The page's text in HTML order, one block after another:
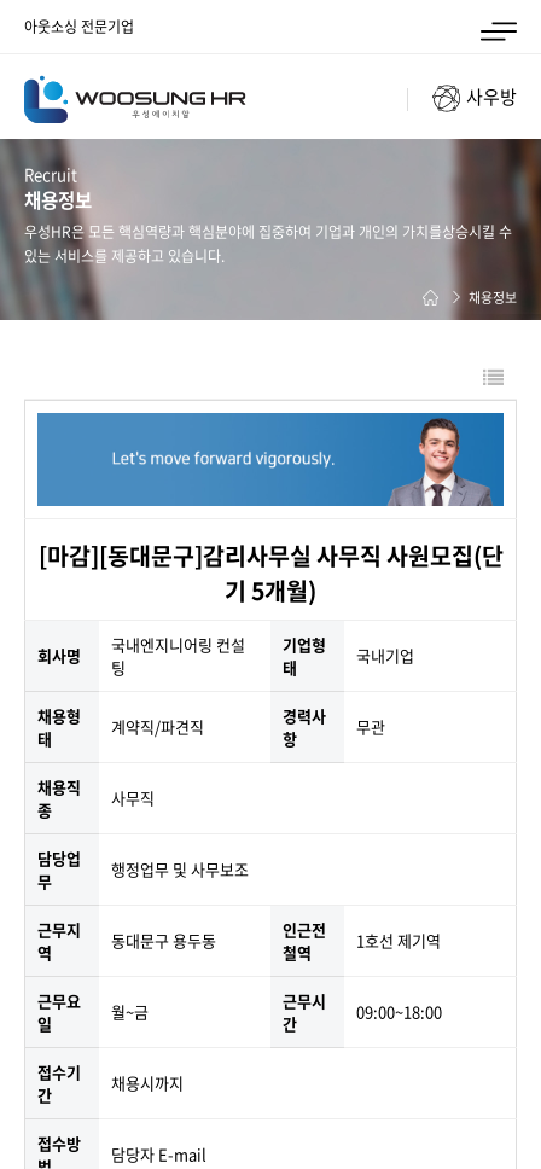
아웃소싱 전문기업
사우방
Recruit
채용정보
우성HR은 모든 핵심역량과 핵심분야에 집중하여 기업과 개인의 가치를상승시킬 수
있는 서비스를 제공하고 있습니다.
채용정보
[마감][동대문구]감리사무실 사무직 사원모집(단
기 5개월)
회사명
국내엔지니어링 컨설
팅
기업형
태
국내기업
채용형
태
계약직/파견직
경력사
항
무관
채용직
종
사무직
담당업
무
행정업무 및 사무보조
근무지
역
동대문구 용두동
인근전
철역
1호선 제기역
근무요
일
월~금
근무시
간
09:00~18:00
접수기
간
채용시까지
접수방
담당자 E-mail